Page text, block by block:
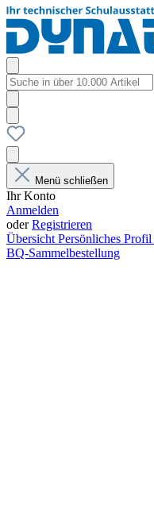
Menü schließen
Ihr Konto
Anmelden
oderRegistrieren
Übersicht Persönliches Profil
BQ-Sammelbestellung